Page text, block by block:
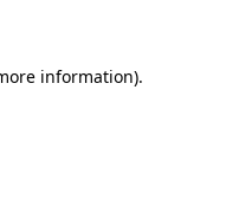
information).